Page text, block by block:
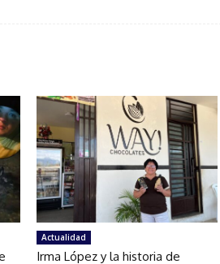
Actualidad
Irma López y la historia de